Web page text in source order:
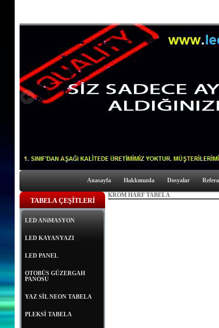
Anasayfa Hakkımızda Dosyalar
TABELA ÇEŞİTLERİ
LED ANiMASYON
LED KAYANYAZI
LED PANEL
OTOBÜS GÜZERGAH
PANOSU
YAZ SİL NEON TABELA
PLEKSİ TABELA
KROM HARF TABELA